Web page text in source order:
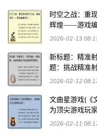
时空之战：重
辉煌——游戏
2026-02-13
新标题：精准
题：挑战精准
2026-02-12
文曲星游戏(《
为顶尖游戏玩
2026-02-11